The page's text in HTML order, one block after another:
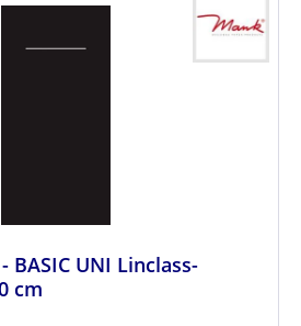
BASIC UNI Linclass-
cm